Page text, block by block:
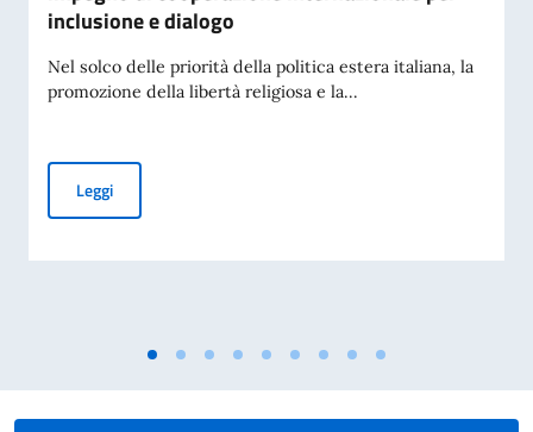
inclusione e dialogo
Nel solco delle priorità della politica estera italiana, la
promozione della libertà religiosa e la...
LeggiItalia e la tutela delle minoranze cristiane: un impegno di